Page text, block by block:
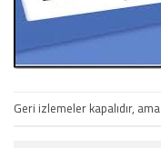
Geri izlemeler kapalıdır, ama